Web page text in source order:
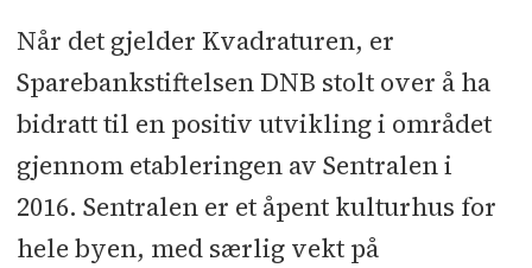
Når det gjelder Kvadraturen, er
Sparebankstiftelsen DNB stolt over å ha
bidratt til en positiv utvikling i området
gjennom etableringen av Sentralen i
2016. Sentralen er et åpent kulturhus for
hele byen, med særlig vekt på